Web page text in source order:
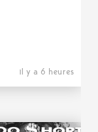
il y a 6 heures